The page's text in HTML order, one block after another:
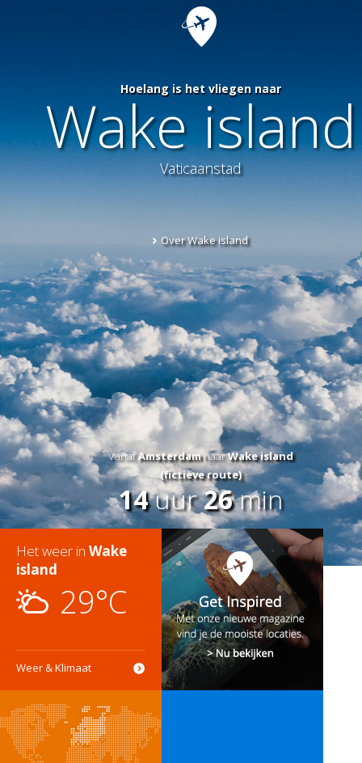
Hoelang is het vliegen naar
Wake island
Vaticaanstad
Over Wake island
VanafAmsterdamnaarWake island
(fictieve route)
14uur26min
Het weer in Wake
island
29°C
Weer & Klimaat